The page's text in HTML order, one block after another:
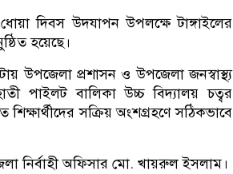
দিবস উদযাপন উপলক্ষে টাঙ্গাইলের
হয়েছে।
উপজেলা প্রশাসন ও উপজেলা জনস্বাস্থ্য
পাইলট বালিকা উচ্চ বিদ্যালয় চত্বর
সক্রিয় অংশগ্রহণে সঠিকভাবে
নির্বাহী অফিসার মো. খায়রুল ইসলাম।